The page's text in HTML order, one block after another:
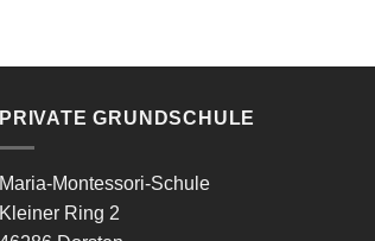
PRIVATE GRUNDSCHULE
Maria-Montessori-Schule
Kleiner Ring 2